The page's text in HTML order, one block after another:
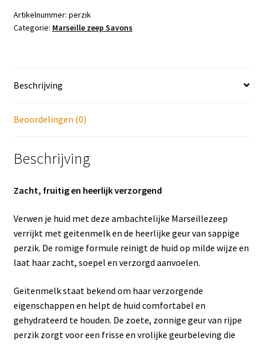
&
Perzik
Artikelnummer: perzik
Categorie: Marseille zeep Savons
Beschrijving
Beoordelingen (0)
Beschrijving
Zacht, fruitig en heerlijk verzorgend
Verwen je huid met deze ambachtelijke Marseillezeep
verrijkt met geitenmelk en de heerlijke geur van sappige
perzik. De romige formule reinigt de huid op milde wijze en
laat haar zacht, soepel en verzorgd aanvoelen.
Geitenmelk staat bekend om haar verzorgende
eigenschappen en helpt de huid comfortabel en
gehydrateerd te houden. De zoete, zonnige geur van rijpe
perzik zorgt voor een frisse en vrolijke geurbeleving die